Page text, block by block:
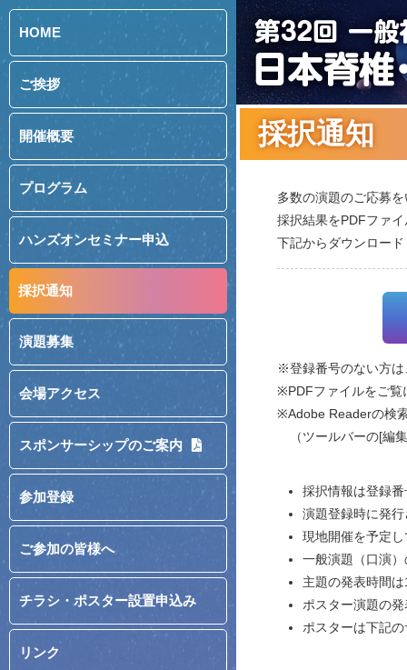
HOME
ご挨拶
開催概要
プログラム
ハンズオンセミナー申込
採択通知
演題募集
会場アクセス
スポンサーシップのご案内
参加登録
ご参加の皆様へ
チラシ・ポスター設置申込み
リンク
採択通知
多数の演題のご応募
採択結果をPDFファ
下記からダウンロー
※登録番号のない方は
※PDFファイルをご覧
※Adobe Readerの検
（ツールバーの[編
採択情報は登録
演題登録時に発
現地開催を予定
一般演題（口演
主題の発表時間
ポスター演題の
ポスターは下記